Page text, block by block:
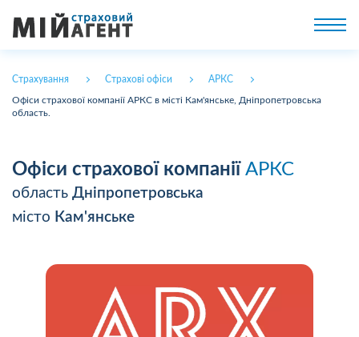
Страхування Страхові офіси АРКС
Офіси страхової компанії АРКС в місті Кам'янське, Дніпропетровська
область.
Офіси страхової компанії АРКС
область Дніпропетровська
місто Кам'янське